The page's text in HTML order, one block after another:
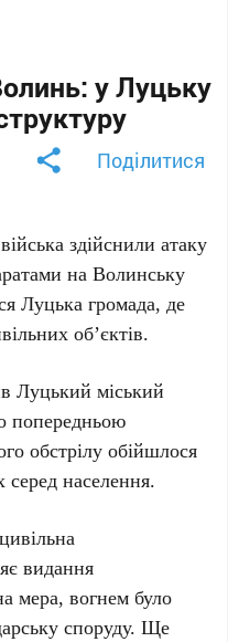
у Луцьку
Поділитися
здійснили атаку
на Волинську
Луцька громада, де
об’єктів.
Луцький міський
попередньою
обстрілу обійшлося
серед населення.
видання
мера, вогнем було
споруду. Ще